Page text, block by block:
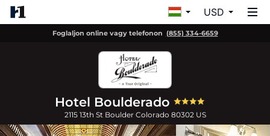
USD
Foglaljon online vagy telefonon (855) 334-6659
Hotel Boulderado
2115 13th St Boulder Colorado 80302 US